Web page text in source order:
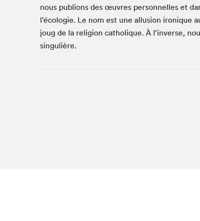
Studio Radio-Canada
Matinées scolaires
Les matins Petits bonheurs (0-5 ans)
nous publions des œuvres personnelles et
l’écologie. Le nom est une allusion ironique
joug de la religion catholique. À l’inverse,
singulière.